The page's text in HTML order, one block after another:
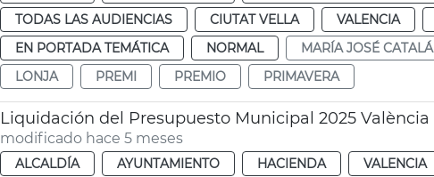
TODAS LAS AUDIENCIAS
CIUTAT VELLA VALENCIA
EN PORTADA TEMÁTICA
NORMAL MARÍA JOSÉ CATALÁ
LONJA
PREMI PREMIO PRIMAVERA
Liquidación del Presupuesto Municipal 2025 València
modificado hace 5 meses
ALCALDÍA AYUNTAMIENTO HACIENDA VALENCIA